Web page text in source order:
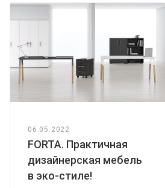
06.05.2022
FORTA. Практичная
дизайнерская мебель
в эко-стиле!